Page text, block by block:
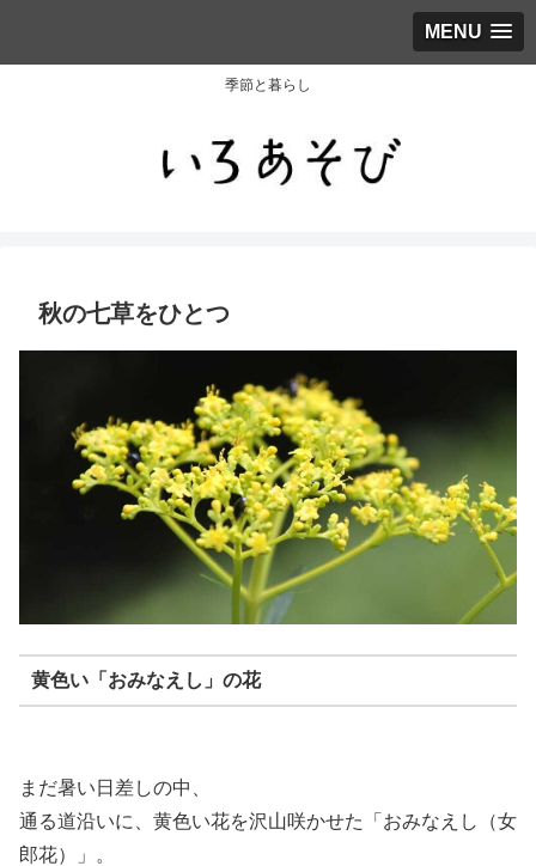
MENU
季節と暮らし
秋の七草をひとつ
黄色い「おみなえし」の花
まだ暑い日差しの中、
通る道沿いに、黄色い花を沢山咲かせた「おみなえし（女
郎花）」。